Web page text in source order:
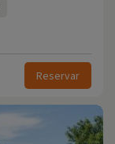
Reservar